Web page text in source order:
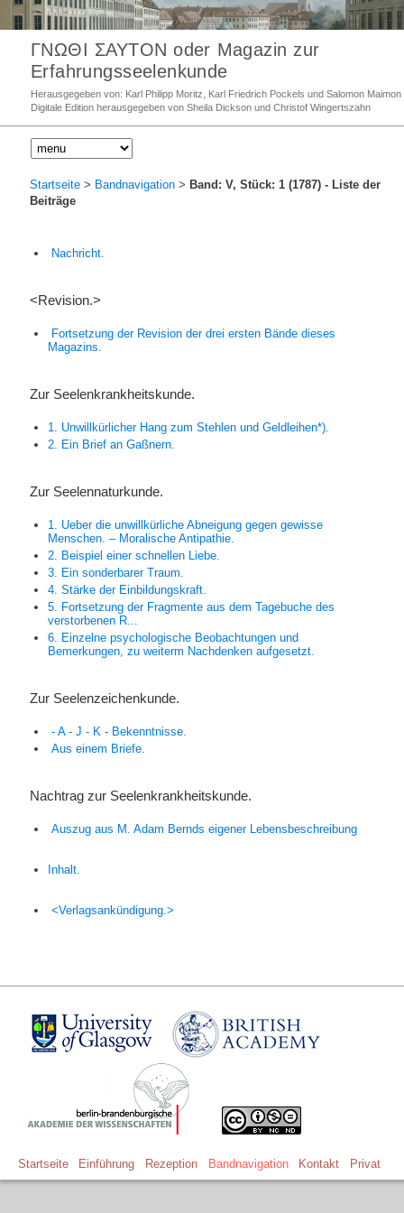
ΓΝΩΘΙ ΣΑΥΤΟΝ oder Magazin zur
Erfahrungsseelenkunde
Herausgegeben von: Karl Philipp Moritz, Karl Friedrich Pockels und Salomon Maimon
Digitale Edition herausgegeben von Sheila Dickson und Christof Wingertszahn
Startseite > Bandnavigation > Band: V, Stück: 1 (1787) - Liste der
Beiträge
Nachricht.
<Revision.>
Fortsetzung der Revision der drei ersten Bände dieses
Magazins.
Zur Seelenkrankheitskunde.
1. Unwillkürlicher Hang zum Stehlen und Geldleihen*).
2. Ein Brief an Gaßnern.
Zur Seelennaturkunde.
1. Ueber die unwillkürliche Abneigung gegen gewisse
Menschen. – Moralische Antipathie.
2. Beispiel einer schnellen Liebe.
3. Ein sonderbarer Traum.
4. Stärke der Einbildungskraft.
5. Fortsetzung der Fragmente aus dem Tagebuche des
verstorbenen R...
6. Einzelne psychologische Beobachtungen und
Bemerkungen, zu weiterm Nachdenken aufgesetzt.
Zur Seelenzeichenkunde.
- A - J - K - Bekenntnisse.
Aus einem Briefe.
Nachtrag zur Seelenkrankheitskunde.
Auszug aus M. Adam Bernds eigener Lebensbeschreibung
Inhalt.
<Verlagsankündigung.>
Startseite Einführung Rezeption Bandnavigation Kontakt Privat